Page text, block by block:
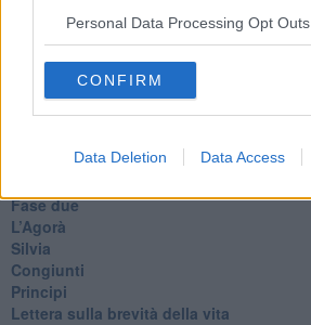
Personal Data Processing Opt Outs
CONFIRM
Data Deletion Data Access
Commissari
Grullaia
Spot
​La guerra dei mondi
Fase due
L’Agorà
Silvia
Congiunti
Principi
​Lettera sulla brevità della vita